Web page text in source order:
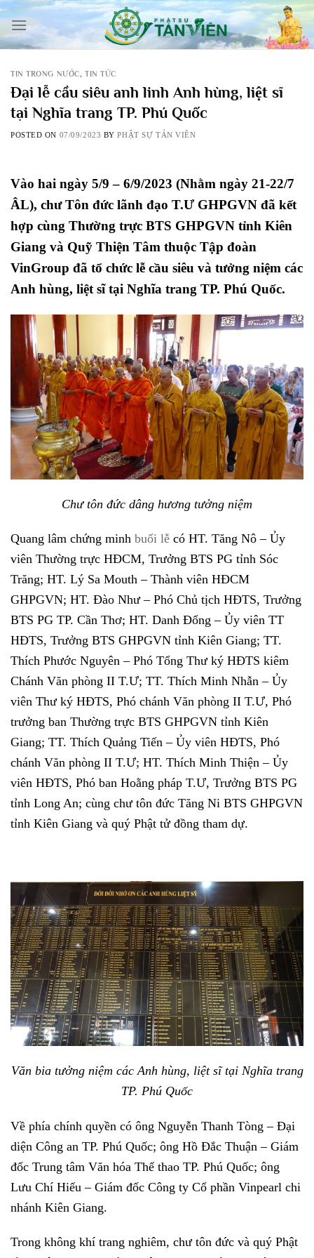
Skip
content
TIN TRONG NƯỚC, TIN TỨC
Đại lễ cầu siêu anh linh Anh hùng, liệt sĩ
tại Nghĩa trang TP. Phú Quốc
POSTED ON 07/09/2023 BYPHẬT SỰ TẢN VIÊN
Vào hai ngày 5/9 – 6/9/2023 (Nhằm ngày 21-22/7
ÂL), chư Tôn đức lãnh đạo T.Ư GHPGVN đã kết
hợp cùng Thường trực BTS GHPGVN tỉnh Kiên
Giang và Quỹ Thiện Tâm thuộc Tập đoàn
VinGroup đã tổ chức lễ cầu siêu và tưởng niệm các
Anh hùng, liệt sĩ tại Nghĩa trang TP. Phú Quốc.
Chư tôn đức dâng hương tưởng niệm
Quang lâm chứng minh buổi lễ có HT. Tăng Nô – Ủy
viên Thường trực HĐCM, Trưởng BTS PG tỉnh Sóc
Trăng; HT. Lý Sa Mouth – Thành viên HĐCM
GHPGVN; HT. Đào Như – Phó Chủ tịch HĐTS, Trưởng
BTS PG TP. Cần Thơ; HT. Danh Đổng – Ủy viên TT
HĐTS, Trưởng BTS GHPGVN tỉnh Kiên Giang; TT.
Thích Phước Nguyên – Phó Tổng Thư ký HĐTS kiêm
Chánh Văn phòng II T.Ư; TT. Thích Minh Nhẫn – Ủy
viên Thư ký HĐTS, Phó chánh Văn phòng II T.Ư, Phó
trưởng ban Thường trực BTS GHPGVN tỉnh Kiên
Giang; TT. Thích Quảng Tiến – Ủy viên HĐTS, Phó
chánh Văn phòng II T.Ư; HT. Thích Minh Thiện – Ủy
viên HĐTS, Phó ban Hoằng pháp T.Ư, Trưởng BTS PG
tỉnh Long An; cùng chư tôn đức Tăng Ni BTS GHPGVN
tỉnh Kiên Giang và quý Phật tử đồng tham dự.
Văn bia tưởng niệm các Anh hùng, liệt sĩ tại Nghĩa trang
TP. Phú Quốc
Về phía chính quyền có ông Nguyễn Thanh Tòng – Đại
diện Công an TP. Phú Quốc; ông Hồ Đắc Thuận – Giám
đốc Trung tâm Văn hóa Thể thao TP. Phú Quốc; ông
Lưu Chí Hiếu – Giám đốc Công ty Cổ phần Vinpearl chi
nhánh Kiên Giang.
Trong không khí trang nghiêm, chư tôn đức và quý Phật